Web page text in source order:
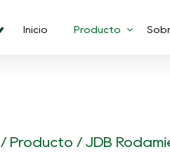
Inicio Producto
/ Producto / JDB